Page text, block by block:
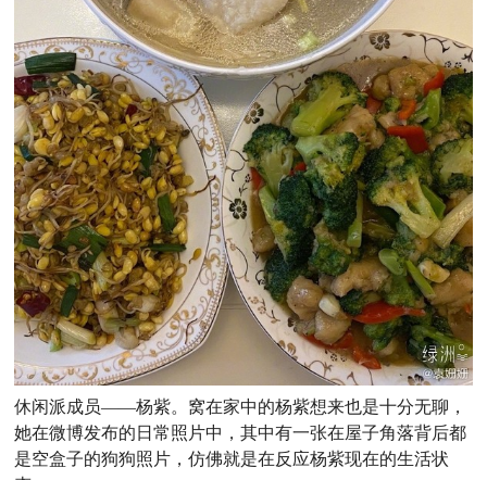
休闲派成员——杨紫。窝在家中的杨紫想来也是十分无聊，
她在微博发布的日常照片中，其中有一张在屋子角落背后都
是空盒子的狗狗照片，仿佛就是在反应杨紫现在的生活状